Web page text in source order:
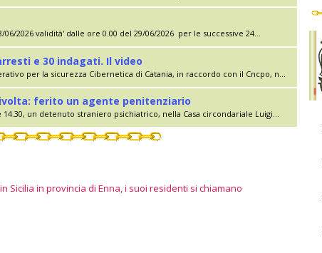
2026 validità' dalle ore 0.00 del 29/06/2026 per le successive 24...
e 30 indagati. Il video
per la sicurezza Cibernetica di Catania, in raccordo con il Cncpo, n...
ferito un agente penitenziario
un detenuto straniero psichiatrico, nella Casa circondariale Luigi...
Sicilia in provincia di Enna, i suoi residenti si chiamano